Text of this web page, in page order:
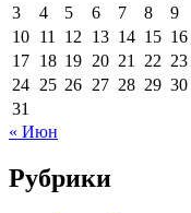
3
4 5 6 7 8
9
10 11 12 13 14 15 16
17 18 19 20 21 22 23
24 25 26 27 28 29 30
31
« Июн
Рубрики